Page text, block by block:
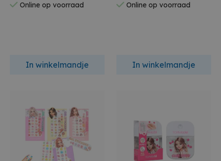
Online op voorraad
In winkelmandje
Online op voorraad
In winkelmandje